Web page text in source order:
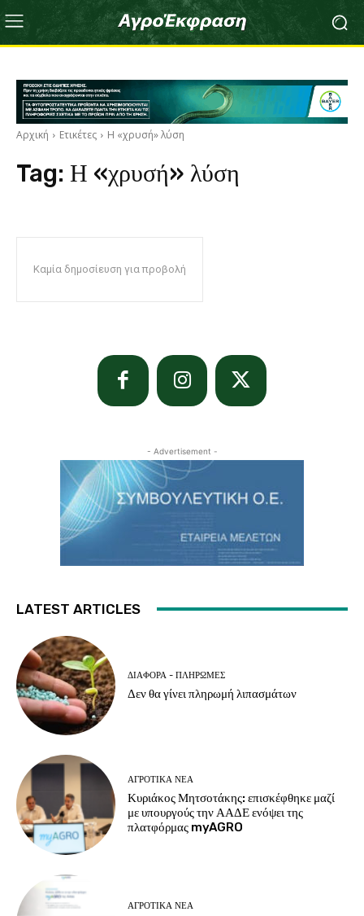
Αρχική Ετικέτες Η «χρυσή» λύση
Tag: Η «χρυσή» λύση
Καμία δημοσίευση για προβολή
- Advertisement -
LATEST ARTICLES
ΔΙΆΦΟΡΑ - ΠΛΗΡΩΜΈΣ
Δεν θα γίνει πληρωμή λιπασμάτων
ΑΓΡΟΤΙΚΆ ΝΈΑ
Κυριάκος Μητσοτάκης: επισκέφθηκε μαζί
με υπουργούς την ΑΑΔΕ ενόψει της
πλατφόρμας myAGRO
ΑΓΡΟΤΙΚΆ ΝΈΑ